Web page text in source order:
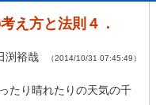
え方と法則４．
裕哉 （2014/10/31 07:45:49）
たり晴れたりの天気の千